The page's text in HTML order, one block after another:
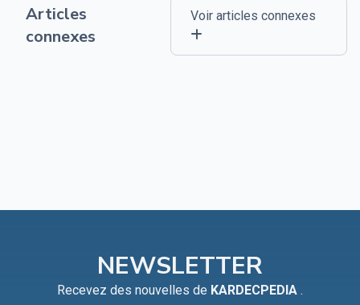
Articles
connexes
Voir articles connexes
NEWSLETTER
Recevez des nouvelles de KARDECPEDIA .